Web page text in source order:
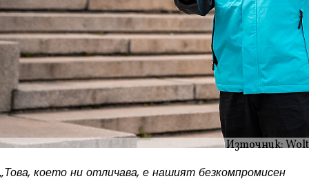
Източник: Wolt
„Това, което ни отличава, е нашият безкомпромисен